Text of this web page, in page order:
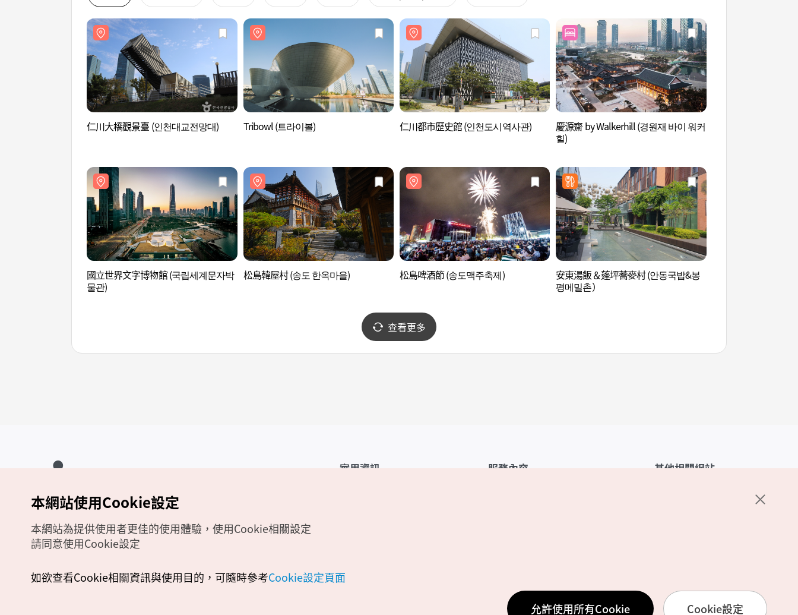
仁川大橋觀景臺 (인천대교전망대) Tribowl (트라이볼) 仁川都市歷史館 (인천도시역사관)
慶源齋 by Walkerhill (경원재 바이 워커
힐)
國立世界文字博物館 (국립세계문자박
물관)
松島韓屋村 (송도 한옥마을) 松島啤酒節 (송도맥주축제)
安東湯飯＆蓬坪蕎麥村 (안동국밥&봉
평메밀촌）
查看更多
實用資訊 服務內容
位置資訊服務使用條款
個人位置資訊處理方針
其他相關網站
Copyrights (c) 韓國觀光公社版權所有
如有相關疑問或建議，歡迎來信至官方信箱
本網站使用Cookie設定
本網站為提供使用者更佳的使用體驗，使用Cookie相關設定
請同意使用Cookie設定
如欲查看Cookie相關資訊與使用目的，可隨時參考Cookie設定頁面
允許使用所有Cookie Cookie設定